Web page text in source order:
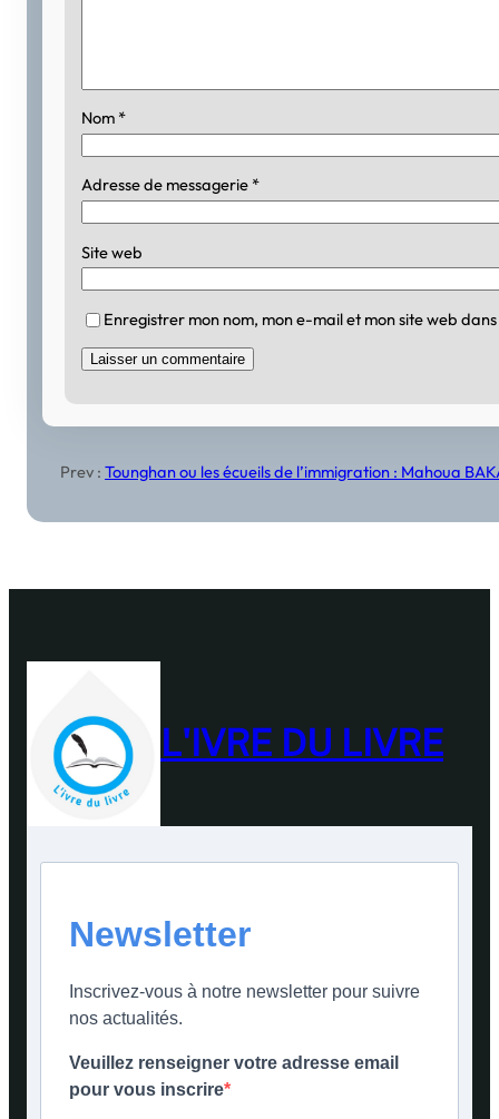
Nom *
Adresse de messagerie *
Site web
Enregistrer mon nom, mon e-mail et mon site web
Prev :Tounghan ou les écueils de l’immigration : Mahoua
L'IVRE DU LIVRE
Newsletter
Inscrivez-vous à notre newsletter pour suivre
nos actualités.
Veuillez renseigner votre adresse email
pour vous inscrire